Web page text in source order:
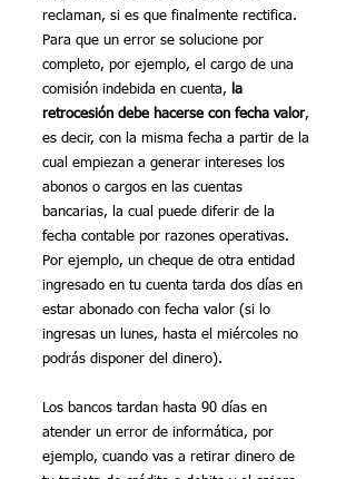
reclaman, si es que finalmente rectifica.
Para que un error se solucione por
completo, por ejemplo, el cargo de una
comisión indebida en cuenta,
la
retrocesión debe hacerse con fecha valor,
es decir, con la misma fecha a partir de la
cual empiezan a generar intereses los
abonos o cargos en las cuentas
bancarias, la cual puede diferir de la
fecha contable por razones operativas.
Por ejemplo, un cheque de otra entidad
ingresado en tu cuenta tarda dos días en
estar abonado con fecha valor (si lo
ingresas un lunes, hasta el miércoles no
podrás disponer del dinero).
Los bancos tardan hasta 90 días en
atender un error de informática, por
ejemplo, cuando vas a retirar dinero de